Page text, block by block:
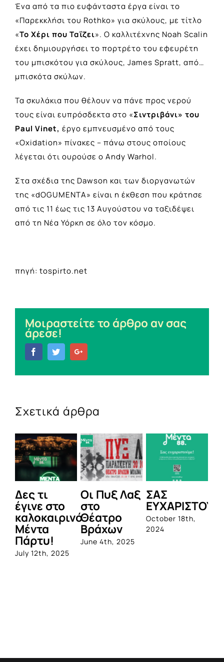
Ένα από τα πιο ευφάνταστα έργα είναι το
«Παρεκκλήσι του Rothko» για σκύλους, με τίτλο
«Το Χέρι που Ταΐζει». Ο καλλιτέχνης Noah Scalin
έχει δημιουργήσει το πορτρέτο του εφευρέτη
του μπισκότου για σκύλους, James Spratt, από…
μπισκότα σκύλων.
Τα σκυλάκια που θέλουν να πάνε προς νερού
τους είναι ευπρόσδεκτα στο «Σιντριβάνι» του
Paul Vinet, έργο εμπνευσμένο από τους
«Oxidation» πίνακες – πάνω στους οποίους
λέγεται ότι ουρούσε ο Andy Warhol.
Στα σχέδια της Dawson και των διοργανωτών
της «dOGUMENTA» είναι η έκθεση που κράτησε
από τις 11 έως τις 13 Αυγούστου να ταξιδέψει
από τη Νέα Υόρκη σε όλο τον κόσμο.
πηγή: tospirto.net
Μοιραστείτε το άρθρο αν σας
άρεσε!
FacebookTwitter
Σχετικά άρθρα
Δες τι
έγινε στο
καλοκαιρινό
Μέντα
Πάρτυ!
July 12th, 2025
Οι Πυξ Λαξ
στο
Θέατρο
Βράχων
June 4th, 2025
ΣΑΣ
October 18th,
2024